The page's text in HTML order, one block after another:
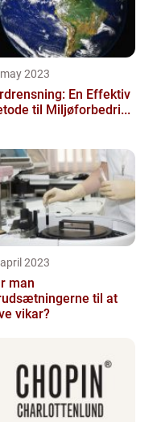
2023
En Effektiv
til Miljøforbedri...
2023
man
til at
vikar?